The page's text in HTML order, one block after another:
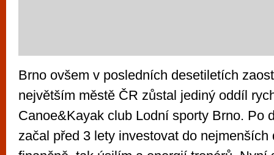
Brno ovšem v posledních desetiletích
největším městě ČR zůstal jediný oddíl
Canoe&Kayak club Lodní sporty Brno. Po
začal před 3 lety investovat do nejmenších